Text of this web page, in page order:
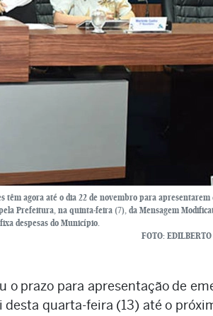
têm agora até o dia 22 de novembro para apresentarem
Prefeitura, na quinta-feira (7), da Mensagem
despesas do Município.
FOTO:
o prazo para apresentação de
quarta-feira (13) até o